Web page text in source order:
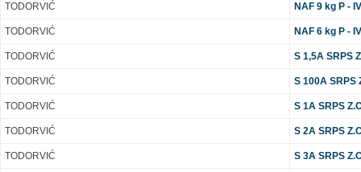
TODORVIĆ NAF 9 kg P -
TODORVIĆ NAF 6 kg P -
TODORVIĆ S 1,5A SRPS
TODORVIĆ S 100A SRPS
TODORVIĆ S 1A SRPS
TODORVIĆ S 2A SRPS
TODORVIĆ S 3A SRPS